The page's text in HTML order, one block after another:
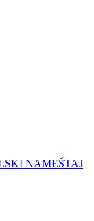
NAMEŠTAJ